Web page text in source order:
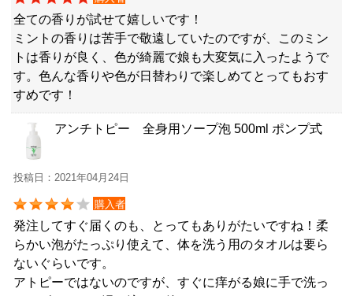
全ての香りが試せて嬉しいです！
ミントの香りは苦手で敬遠していたのですが、このミン
トは香りが良く、色が綺麗で娘も大変気に入ったようで
す。色んな香りや色が日替わりで楽しめてとってもおす
すめです！
アンチトピー 全身用ソープ泡 500ml ポンプ式
投稿日：2021年04月24日
購入者
発注してすぐ届くのも、とってもありがたいですね！柔
らかい泡がたっぷり使えて、体を洗う用のタオルは要ら
ないぐらいです。
アトピーではないのですが、すぐに痒がる娘に手で洗っ